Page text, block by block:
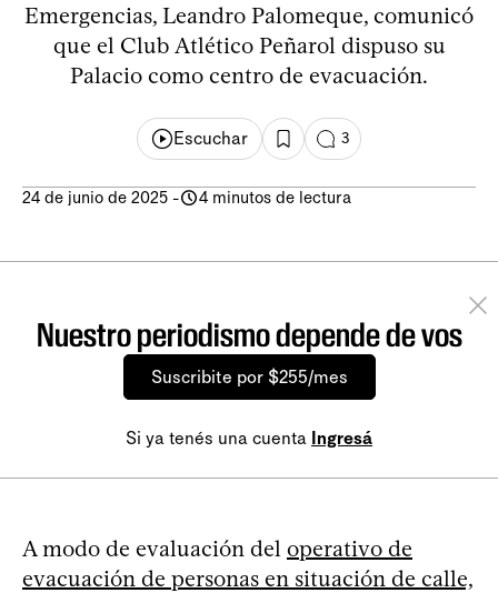
Emergencias, Leandro Palomeque, comunicó
que el Club Atlético Peñarol dispuso su
Palacio como centro de evacuación.
Escuchar 3
24 de junio de 2025 - 4 minutos de lectura
Nuestro periodismo depende de vos
Suscribite por $255/mes
Si ya tenés una cuenta Ingresá
A modo de evaluación del operativo de
evacuación de personas en situación de calle,